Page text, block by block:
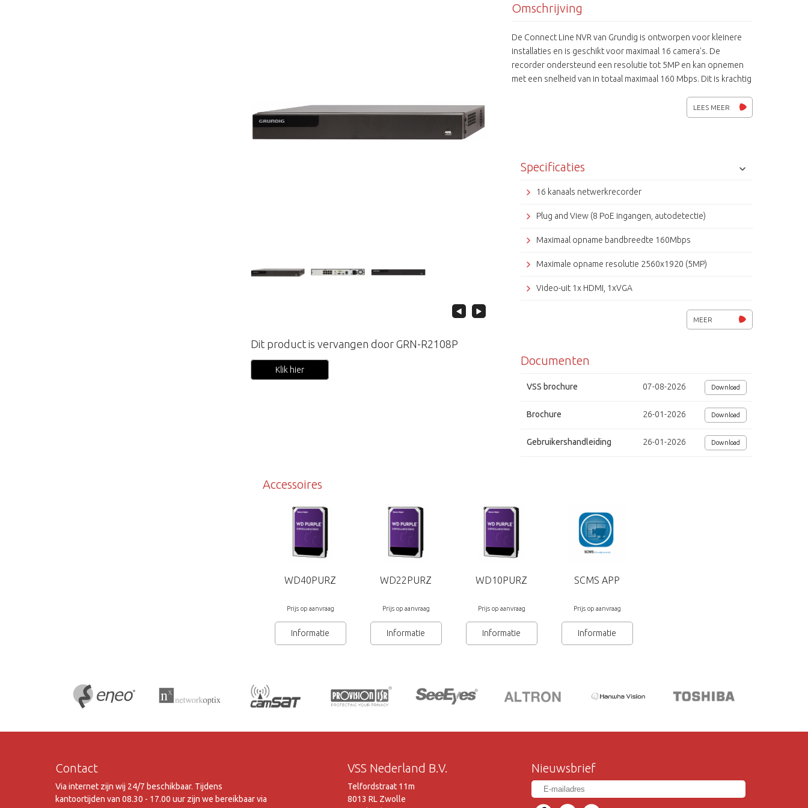
Dit product is vervangen door GRN-R2108P
Klik hier
Omschrijving
De Connect Line NVR van Grundig is ontworpen voor kleinere
installaties en is geschikt voor maximaal 16 camera's. De
recorder ondersteund een resolutie tot 5MP en kan opnemen
met een snelheid van in totaal maximaal 160 Mbps. Dit is krachtig
een 8-poorts PoE-switch. De netwerkrecorder kan worden
uitgerust met 2 SATA hardeschijven en de opslagruimte kan
ONVIF, PSIA en andere fabrikanten protocollen zodat u uw
bestaande installatie eenvoudig kan upgraden met een Grundig
NVR. De recorder is te benaderen met verschillende
Deze zijn snel te installeren en eenvoudig te gebruiken.
LEES MEER
Specificaties
16 kanaals netwerkrecorder
Plug and View (8 PoE ingangen, autodetectie)
Maximaal opname bandbreedte 160Mbps
Maximale opname resolutie 2560x1920 (5MP)
Video-uit 1x HDMI, 1xVGA
Maximale opslagcapaciteit intern: 2x 4 TB (SATA)
1x netwerk aansluiting 10/100/1000 (RJ-45)
8x PoE aansluitingen (max. 120 W, 15 W per poort)
Opname: continu, alarm, ,beweging, kalender
Afmetingen (bxhxd) 380x48x290mm
MEER
Documenten
VSS brochure 07-08-2026 Download
Brochure 26-01-2026 Download
Gebruikershandleiding 26-01-2026 Download
Accessoires
WD40PURZ
Prijs op aanvraag
Informatie
WD22PURZ
Prijs op aanvraag
Informatie
WD10PURZ
Prijs op aanvraag
Informatie
SCMS APP
Prijs op aanvraag
Informatie
Contact
Via internet zijn wij 24/7 beschikbaar. Tijdens
kantoortijden van 08.30 - 17.00 uur zijn we bereikbaar via
VSS Nederland B.V.
Telfordstraat 11m
8013 RL Zwolle
Nieuwsbrief